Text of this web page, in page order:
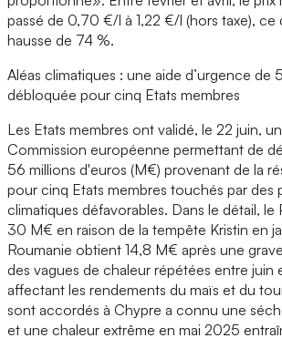
passé de 0,70 €/l à 1,22 €/l (hors taxe), ce
hausse de 74 %.
Aléas climatiques : une aide d’urgence de
débloquée pour cinq Etats membres
Les Etats membres ont validé, le 22 juin,
Commission européenne permettant de
56 millions d'euros (M€) provenant de la
pour cinq Etats membres touchés par des
climatiques défavorables. Dans le détail, le
30 M€ en raison de la tempête Kristin en
Roumanie obtient 14,8 M€ après une
des vagues de chaleur répétées entre juin
affectant les rendements du maïs et du
sont accordés à Chypre a connu une
et une chaleur extrême en mai 2025